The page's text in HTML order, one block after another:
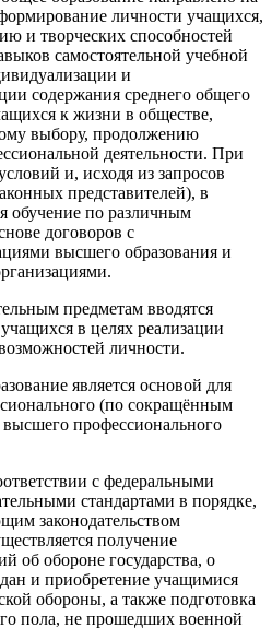
личности учащихся,
и творческих способностей
самостоятельной учебной
и
содержания среднего общего
к жизни в обществе,
выбору, продолжению
деятельности. При
и, исходя из запросов
представителей), в
обучение по различным
договоров с
высшего образования и
предметам вводятся
в целях реализации
личности.
является основой для
(по сокращённым
профессионального
с федеральными
стандартами в порядке,
законодательством
получение
об обороне государства, о
и приобретение учащимися
обороны, а также подготовка
пола, не прошедших военной